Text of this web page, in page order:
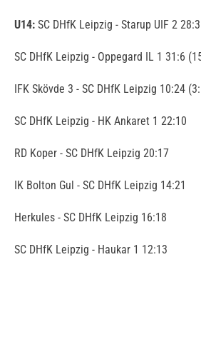
U14: SC DHfK Leipzig - Starup UIF 2 28:3
SC DHfK Leipzig - Oppegard IL 1 31:6
IFK Skövde 3 - SC DHfK Leipzig 10:24
SC DHfK Leipzig - HK Ankaret 1 22:10
RD Koper - SC DHfK Leipzig 20:17
IK Bolton Gul - SC DHfK Leipzig 14:21
Herkules - SC DHfK Leipzig 16:18
SC DHfK Leipzig - Haukar 1 12:13